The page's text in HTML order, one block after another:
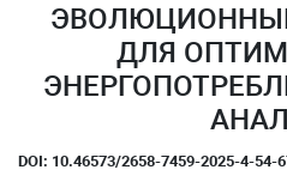
ДЛЯ
DOI: 10.46573/2658-7459-2025-4-54-